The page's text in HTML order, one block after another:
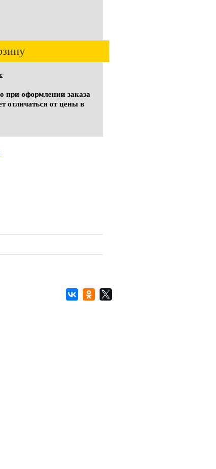
при оформлении заказа
отличаться от цены в